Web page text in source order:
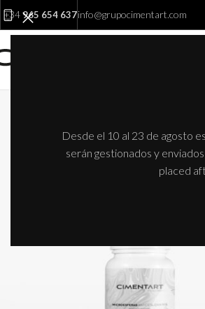
Desde el 10 al 23 de agosto
serán gestionados y
placed
+34965 654 637info@grupocimentart.com
Barnices de decoración